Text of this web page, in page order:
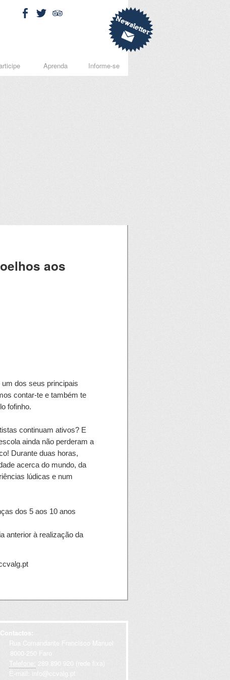
Aprenda Informe-se
aos
um dos seus principais
contar-te e também te
fofinho.
continuam ativos? E
ainda não perderam a
Durante duas horas,
acerca do mundo, da
lúdicas e num
dos 5 aos 10 anos
anterior à realização da
não ser garantido.
Contactos:
Rua Comandante Francisco Manuel
8000-250 Faro
Telefone: 289 890 920 (rede fixa)
E-mail: info@ccvalg.pt